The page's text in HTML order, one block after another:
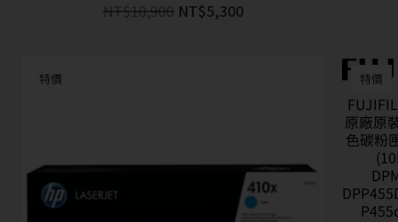
NT$ 10,900 NT$5,300
特價 特價
原廠原
色碳粉